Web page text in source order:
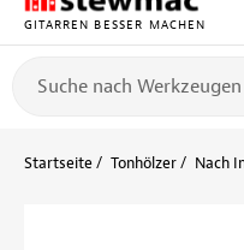
GITARREN BESSER MACHEN
Startseite Tonhölzer Nach